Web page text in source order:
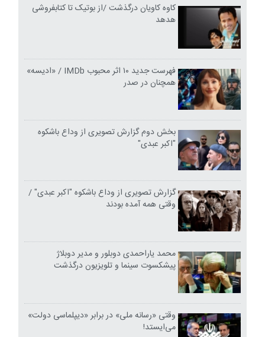
کاوه کاویان درگذشت /از بوتیک تا کتابفروشی
هدهد
فهرست جدید ۱۰ اثر محبوب IMDb / «ادیسه»
همچنان در صدر
بخش دوم گزارش تصویری از وداع باشکوه
"اکبر عبدی"
گزارش تصویری از وداع باشکوه "اکبر عبدی" /
وقتی همه آمده بودند
محمد یاراحمدی دوبلور و مدیر دوبلاژ
پیشکسوت سینما و تلویزیون درگذشت
وقتی «رسانه ملی» در برابر «دیپلماسی دولت»
می‌ایستد!